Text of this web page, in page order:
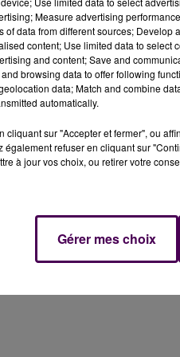
pour la revalorisations
: à Blois comme un
"pour la défense du
sociales, la
pertes subies depuis
CGT, l'une des neuf
Measure advertising
of data from different sources;
content; Use limited data to select
and content; Save and
browsing data to offer following
data; Match and combine
automatically.
cliquant sur "Accepter et fermer", ou
également refuser en cliquant sur
à jour vos choix, ou retirer votre
Gérer mes choix